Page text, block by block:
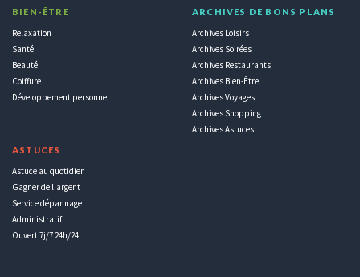
BIEN-ÊTRE
Relaxation
Santé
Beauté
Coiffure
Développement personnel
ASTUCES
Astuce au quotidien
Gagner de l'argent
Service dépannage
Administratif
Ouvert 7j/7 24h/24
ARCHIVES DE BONS PLANS
Archives Loisirs
Archives Soirées
Archives Restaurants
Archives Bien-Être
Archives Voyages
Archives Shopping
Archives Astuces